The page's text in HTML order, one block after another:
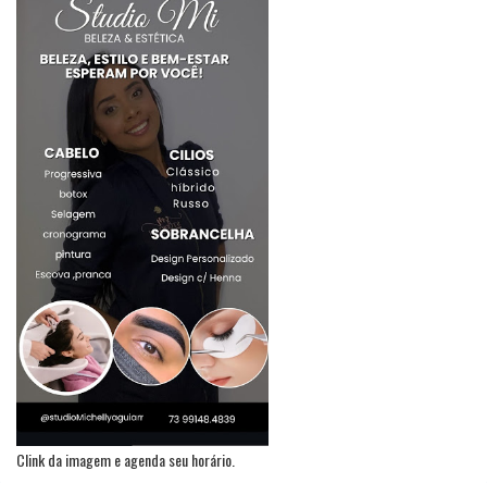
Clink da imagem e agenda seu horário.